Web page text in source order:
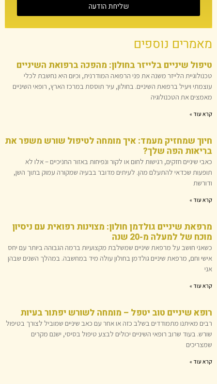
שליחת הודעה
מאמרים נוספים
טיפול שיניים בלייזר בחולון: מהפכה ברפואת השיניים
טכנולוגיית הלייזר משנה את פני הרפואה המודרנית, וכיום היא נחשבת לכלי
עוצמתי ויעיל ברפואת השיניים. בחולון, עיר תוססת במרכז הארץ, רופאי השיניים
מאמצים את הטכנולוגיה
קרא עוד »
חיוך שמחזיק מעמד: איך מומחה לטיפול שורש משפר את
בריאות הפה שלך?
כאבי שיניים חזקים, רגישות לחום או לקור ונפיחות באזור החניכיים – אלו לא
תופעות שכדאי להתעלם מהן. לעיתים מדובר בבעיה שמקורה עמוק בתוך השן,
ודורשת
קרא עוד »
מרפאת שיניים גולדמן חולון: מצוינות רפואית עם ניסיון
מוכח של למעלה מ-20 שנה
כשאני חושב על מרפאת שיניים שמשלבת מקצועיות ברמה הגבוהה ביותר עם יחס
אישי וחם, מרפאת שיניים גולדמן בחולון עולה מיד במחשבה. במהלך השנים שבהן
אני
קרא עוד »
רופא שיניים טוב יטפל – מומחה לשורש יפתור בעיות
רבים מאיתנו מתמודדים בשלב כזה או אחר עם כאב שיניים שמוביל לצורך בטיפול
שורש. בעוד שרוב רופאי השיניים יכולים לבצע טיפול בסיסי, ישנם מקרים
שמצריכים
קרא עוד »